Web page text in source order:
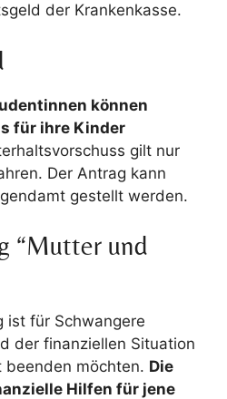
der Krankenkasse.
können
für ihre Kinder
gilt nur
Der Antrag kann
gestellt werden.
“Mutter und
ist für Schwangere
der finanziellen Situation
beenden möchten. Die
Hilfen für jene